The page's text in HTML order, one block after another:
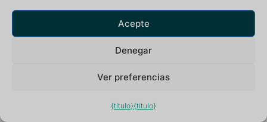
Acepte
Denegar
Ver preferencias
{título}{título}
13 mayo 2027 - 17 mayo 2027
Retiro chamánico básico
con Anna Montis - Mayo